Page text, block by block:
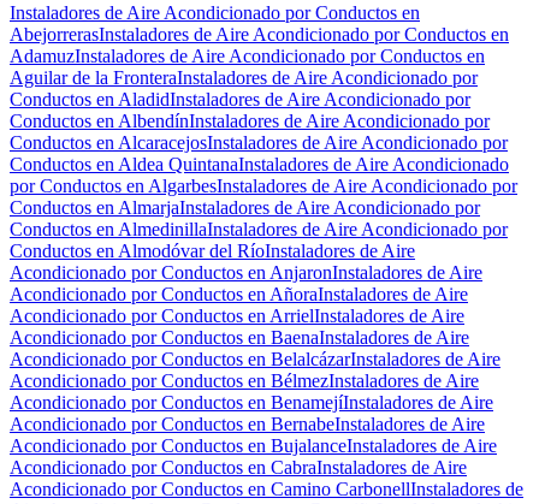
Instaladores de Aire Acondicionado por Conductos en
AbejorrerasInstaladores de Aire Acondicionado por Conductos en
AdamuzInstaladores de Aire Acondicionado por Conductos en
Aguilar de la FronteraInstaladores de Aire Acondicionado por
Conductos en AladidInstaladores de Aire Acondicionado por
Conductos en AlbendínInstaladores de Aire Acondicionado por
Conductos en AlcaracejosInstaladores de Aire Acondicionado por
Conductos en Aldea QuintanaInstaladores de Aire Acondicionado
por Conductos en AlgarbesInstaladores de Aire Acondicionado por
Conductos en AlmarjaInstaladores de Aire Acondicionado por
Conductos en AlmedinillaInstaladores de Aire Acondicionado por
Conductos en Almodóvar del RíoInstaladores de Aire
Acondicionado por Conductos en AnjaronInstaladores de Aire
Acondicionado por Conductos en AñoraInstaladores de Aire
Acondicionado por Conductos en ArrielInstaladores de Aire
Acondicionado por Conductos en BaenaInstaladores de Aire
Acondicionado por Conductos en BelalcázarInstaladores de Aire
Acondicionado por Conductos en BélmezInstaladores de Aire
Acondicionado por Conductos en BenamejíInstaladores de Aire
Acondicionado por Conductos en BernabeInstaladores de Aire
Acondicionado por Conductos en BujalanceInstaladores de Aire
Acondicionado por Conductos en CabraInstaladores de Aire
Acondicionado por Conductos en Camino CarbonellInstaladores de